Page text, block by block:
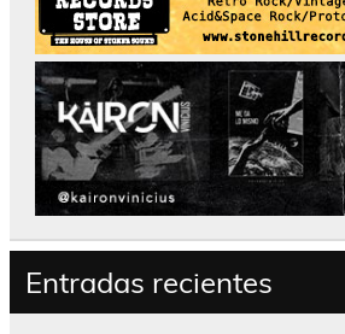
Entradas recientes